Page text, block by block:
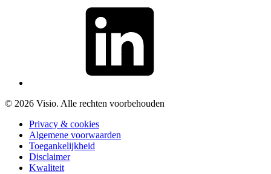
© 2026 Visio. Alle rechten voorbehouden
Privacy & cookies
Algemene voorwaarden
Toegankelijkheid
Disclaimer
Kwaliteit